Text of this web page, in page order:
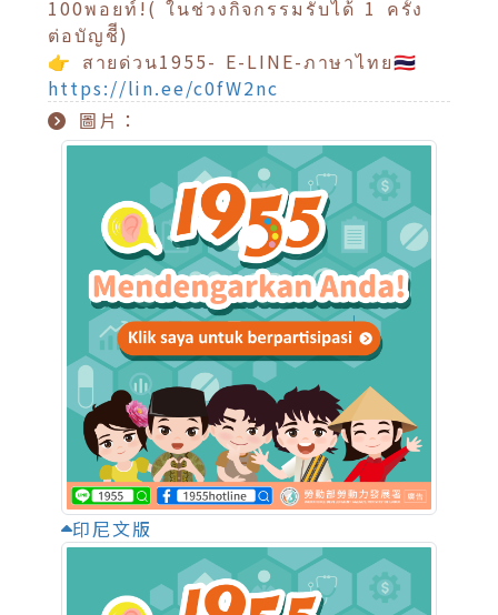
100พอยท์!( ในช่วงกิจกรรมรับได้ 1 ครั้ง
ต่อบัญชีี)
👉 สายด่วน1955- E-LINE-ภาษาไทย🇹🇭
https://lin.ee/c0fW2nc
圖片：
印尼文版